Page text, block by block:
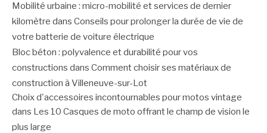
Mobilité urbaine : micro-mobilité et services de dernier
kilomètre dans Conseils pour prolonger la durée de vie de
votre batterie de voiture électrique
Bloc béton : polyvalence et durabilité pour vos
constructions dans Comment choisir ses matériaux de
construction à Villeneuve-sur-Lot
Choix d'accessoires incontournables pour motos vintage
dans Les 10 Casques de moto offrant le champ de vision le
plus large